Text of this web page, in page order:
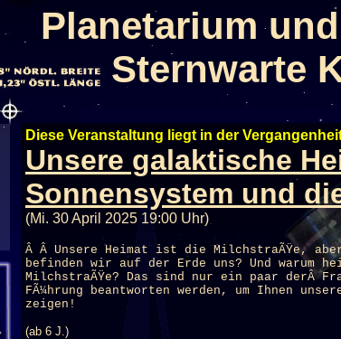
Planetarium und
Sternwarte
Diese Veranstaltung liegt in der
Unsere galaktische
Sonnensystem und
(Mi. 30 April 2025 19:00 Uhr)
Â Â Unsere Heimat ist die MilchstraÃŸe,
befinden wir auf der Erde uns? Und warum
MilchstraÃŸe? Das sind nur ein paar derÂ
FÃ¼hrung beantworten werden, um Ihnen
zeigen!
(ab 6 J.)